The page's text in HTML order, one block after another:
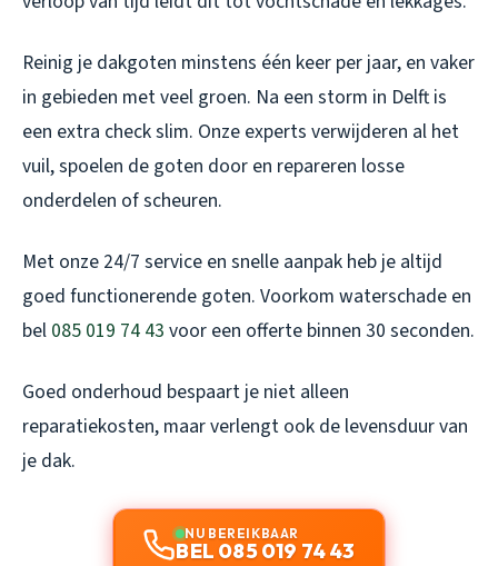
Reinig je dakgoten minstens één keer per jaar, en vaker
in gebieden met veel groen. Na een storm in Delft is
een extra check slim. Onze experts verwijderen al het
vuil, spoelen de goten door en repareren losse
onderdelen of scheuren.
Met onze 24/7 service en snelle aanpak heb je altijd
goed functionerende goten. Voorkom waterschade en
bel 085 019 74 43 voor een offerte binnen 30 seconden.
Goed onderhoud bespaart je niet alleen
reparatiekosten, maar verlengt ook de levensduur van
je dak.
NU BEREIKBAAR
BEL 085 019 74 43